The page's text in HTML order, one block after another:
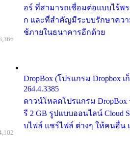
อร์ ที่สามารถเชื่อมต่อแบบไร้พ
ก และที่สำคัญมีระบบรักษาคว
ช้ภายในธนาคารอีกด้วย
DropBox (โปรแกรม Dropbox
264.4.3385
ดาวน์โหลดโปรแกรม
รี 2 GB รูปแบบออนไลน์ Cloud
บไฟล์ แชร์ไฟล์ ต่างๆ ให้คนอื่น